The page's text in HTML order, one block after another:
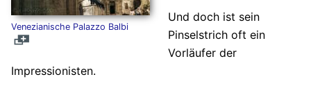
Venezianische Palazzo Balbi
Und doch ist sein
Pinselstrich oft ein
Vorläufer der
Impressionisten.